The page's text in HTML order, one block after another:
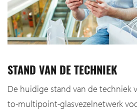
STAND VAN DE TECHNIEK
De huidige stand van de techniek
to-multipoint-glasvezelnetwerk